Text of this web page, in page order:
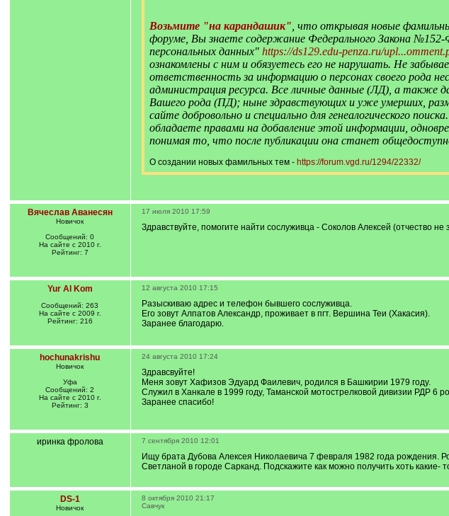
Возьмите "на карандашик" , что открывая новые
форуме, Вы знаете содержание Федерального Закона
персональных данных" https://ds129.edu-penza.ru/
ознакомлены с ним и обязуетесь его не нарушать. Не
ответственность за информацию о персонах своего рода
администрация ресурса. Все личные данные (ЛД), а также
Вашего рода (ПД); ныне здравствующих и уже умерших,
сайте добровольно и специально для генеалогического
обладаете правами на добавление этой информации,
понимая то, что после публикации она станет
О создании новых фамильных тем - https://forum.vgd.ru/1294/22332/
Вячеслав Аванесян
Новичок
Сообщений: 0
На сайте с 2010 г.
Рейтинг: 7
17 июля 2010 17:59
Здравствуйте, помогите найти сослуживца - Соколов Алексей (отчество
Yur Al Kom
Сообщений: 263
На сайте с 2009 г.
Рейтинг: 216
12 августа 2010 17:15
Разыскиваю адрес и телефон бывшего сослуживца.
Его зовут Алпатов Александр, проживает в пгт. Вершина Теи (Хакасия).
Заранее благодарю.
hochunakrishu
Новичок
Уфа
Сообщений: 2
На сайте с 2010 г.
Рейтинг: 3
24 августа 2010 17:24
Здравсвуйте!
Меня зовут Хафизов Эдуард Фаилевич, родился в Башкирии 1979 году.
Служил в Ханкале в 1999 году, Таманской мотострелковой дивизии РДР 6
Заранее спасибо!
иринка фролова 7 сентября 2010 12:01
Ищу брата Дубова Алексея Николаевича 7 февраля 1982 года рождения.
Светланой в городе Сарканд. Подскажите как можно получить хоть какие-
DS-1
Новичок
8 октября 2010 21:17
Савчук